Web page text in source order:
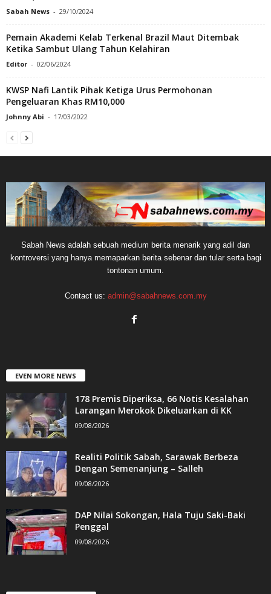
Sabah News - 29/10/2024
Pemain Akademi Kelab Terkenal Brazil Maut Ditembak
Ketika Sambut Ulang Tahun Kelahiran
Editor - 02/06/2024
KWSP Nafi Lantik Pihak Ketiga Urus Permohonan
Pengeluaran Khas RM10,000
Johnny Abi - 17/03/2022
Sabah News adalah sebuah medium berita menarik yang adil dan
kontroversi yang hanya memaparkan berita sebenar dan tular serta bagi
tontonan umum.
Contact us: admin@sabahnews.com.my
EVEN MORE NEWS
178 Premis Diperiksa, 66 Notis Kesalahan
Larangan Merokok Dikeluarkan di KK
09/08/2026
Realiti Politik Sabah, Sarawak Berbeza
Dengan Semenanjung – Salleh
09/08/2026
DAP Nilai Sokongan, Hala Tuju Saki-Baki
Penggal
09/08/2026